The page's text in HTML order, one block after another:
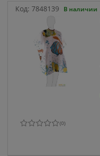
Код: 7848139 В наличии
(0)